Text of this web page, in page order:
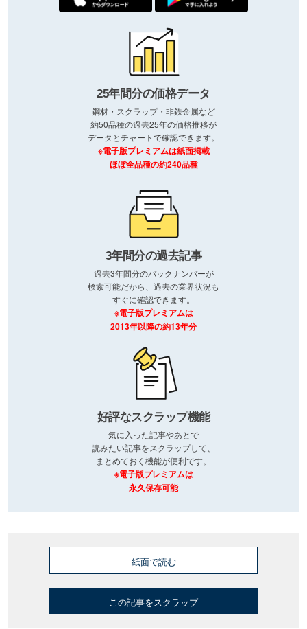
25年間分の価格データ
鋼材・スクラップ・非鉄金属など
約50品種の過去25年の価格推移が
データとチャートで確認できます。
※電子版プレミアムは紙面掲載
ほぼ全品種の約240品種
3年間分の過去記事
過去3年間分のバックナンバーが
検索可能だから、過去の業界状況も
すぐに確認できます。
※電子版プレミアムは
2013年以降の約13年分
好評なスクラップ機能
気に入った記事やあとで
読みたい記事をスクラップして、
まとめておく機能が便利です。
※電子版プレミアムは
永久保存可能
紙面で読む
この記事をスクラップ